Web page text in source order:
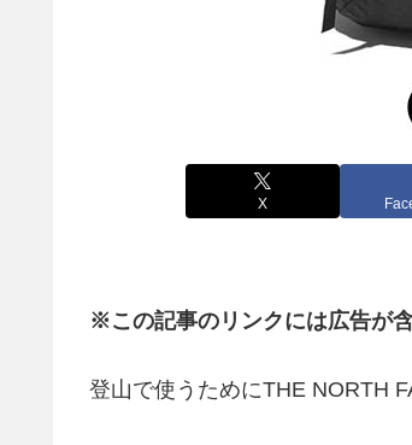
X
※この記事のリンクには広告が含
登山で使うためにTHE NORTH